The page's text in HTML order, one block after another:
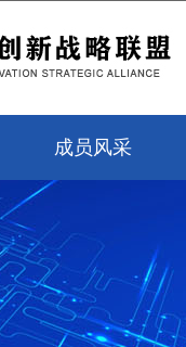
成员风采